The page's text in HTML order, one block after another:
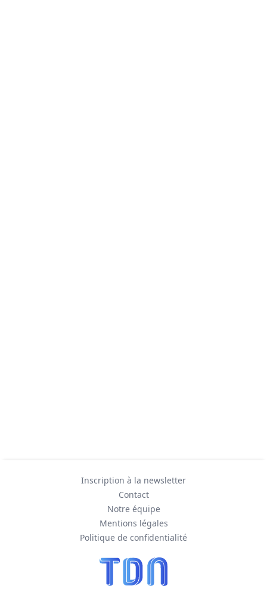
Inscription à la newsletter
Contact
Notre équipe
Mentions légales
Politique de confidentialité